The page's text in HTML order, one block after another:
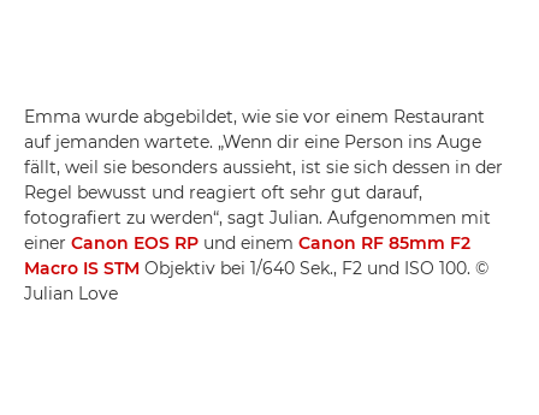
Emma wurde abgebildet, wie sie vor einem Restaurant
auf jemanden wartete. „Wenn dir eine Person ins Auge
fällt, weil sie besonders aussieht, ist sie sich dessen in der
Regel bewusst und reagiert oft sehr gut darauf,
fotografiert zu werden“, sagt Julian. Aufgenommen mit
einer Canon EOS RP und einem Canon RF 85mm F2
Macro IS STM Objektiv bei 1/640 Sek., F2 und ISO 100. ©
Julian Love